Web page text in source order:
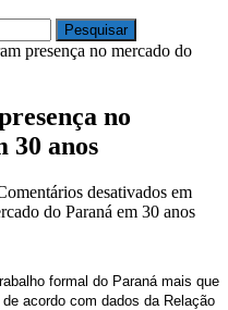
presença no mercado do
no
30 anos
desativados em
do Paraná em 30 anos
formal do Paraná mais que
acordo com dados da Relação